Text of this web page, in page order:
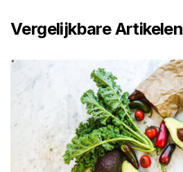
Vergelijkbare Artikelen